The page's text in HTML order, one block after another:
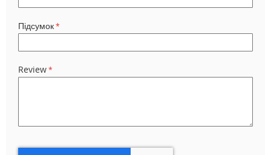
Підсумок
Review